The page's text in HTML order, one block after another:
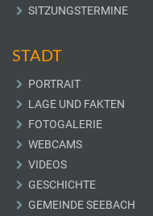
SITZUNGSTERMINE
STADT
PORTRAIT
LAGE UND FAKTEN
FOTOGALERIE
WEBCAMS
VIDEOS
GESCHICHTE
GEMEINDE SEEBACH